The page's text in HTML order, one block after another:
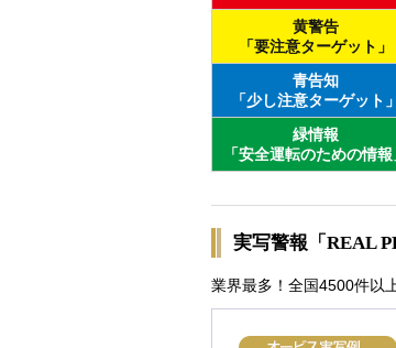
黄警告
「要注意ターゲット」
青告知
「少し注意ターゲット」
緑情報
「安全運転のための情報
実写警報「REAL
業界最多！全国4500件以